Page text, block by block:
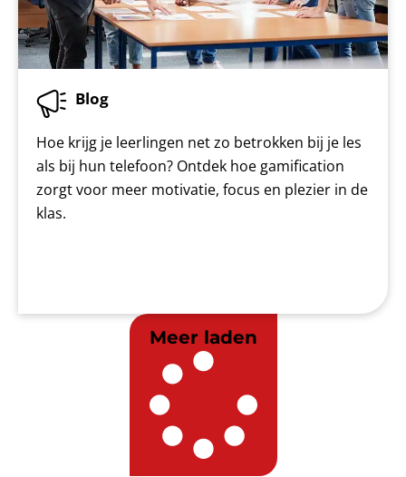
Blog
Hoe krijg je leerlingen net zo betrokken bij je les
als bij hun telefoon? Ontdek hoe gamification
zorgt voor meer motivatie, focus en plezier in de
klas.
Meer laden